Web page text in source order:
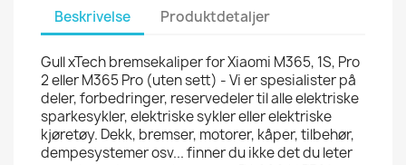
Beskrivelse Produktdetaljer
Gull xTech bremsekaliper for Xiaomi M365, 1S, Pro
2 eller M365 Pro (uten sett) - Vi er spesialister på
deler, forbedringer, reservedeler til alle elektriske
sparkesykler, elektriske sykler eller elektriske
kjøretøy. Dekk, bremser, motorer, kåper, tilbehør,
dempesystemer osv... finner du ikke det du leter